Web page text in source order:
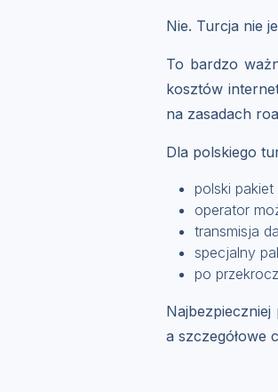
Nie. Turcja nie
To bardzo
kosztów
na zasadach
Dla polskiego
polski
operator
transmisja
specjalny
po
a szczegółowe